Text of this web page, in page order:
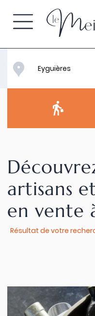
artisans
en vente
Résultat de votre